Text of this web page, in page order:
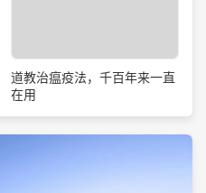
道教治瘟疫法，千百年来一直
在用